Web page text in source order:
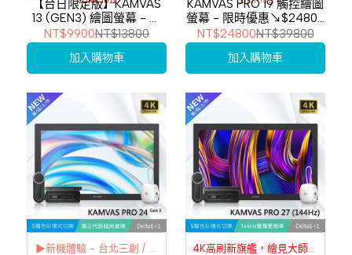
全面升級，從螢幕到筆觸，
精準操控萬千細節
刷卡分期 利率
3期
12期 0%
【台日限定版】KAMVAS
13 (GEN3) 繪圖螢幕 - 限
時優惠↘$9900 - 加碼送
Idart Type-C線材
NT$9900NT$13800
加入購物車
刷卡分期 利率
3期
12期 0%
KAMVAS PRO 19 觸控繪圖
螢幕 - 限時優惠↘$24800
- 加碼贈類紙膜
NT$24800NT$39800
加入購物車
▶新機體驗 - 台北三創 / 台
4K高刷新旗艦，繪見大師級